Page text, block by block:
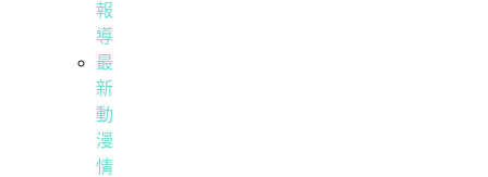
報
導
最
新
動
漫
情